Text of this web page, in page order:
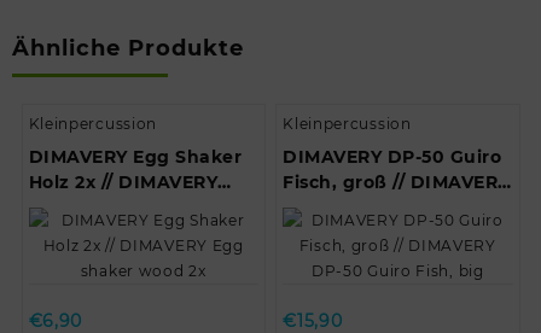
Ähnliche Produkte
Kleinpercussion
DIMAVERY Egg Shaker
Holz 2x // DIMAVERY
Egg shaker wood 2x
€6,90
Kleinpercussion
DIMAVERY DP-50 Guiro
Fisch, groß // DIMAVERY
DP-50 Guiro Fish, big
€15,90